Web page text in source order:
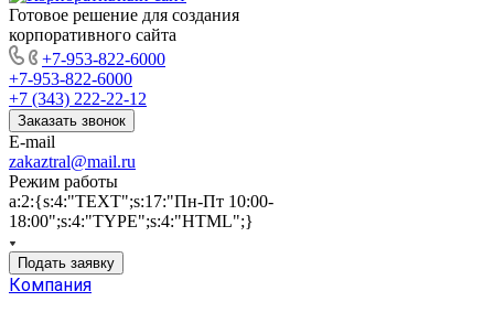
Готовое решение для создания
корпоративного сайта
+7-953-822-6000
+7-953-822-6000
+7 (343) 222-22-12
Заказать звонок
E-mail
zakaztral@mail.ru
Режим работы
a:2:{s:4:"TEXT";s:17:"Пн-Пт 10:00-
18:00";s:4:"TYPE";s:4:"HTML";}
Подать заявку
Компания